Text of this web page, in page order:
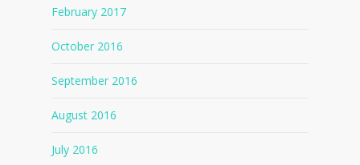
February 2017
October 2016
September 2016
August 2016
July 2016